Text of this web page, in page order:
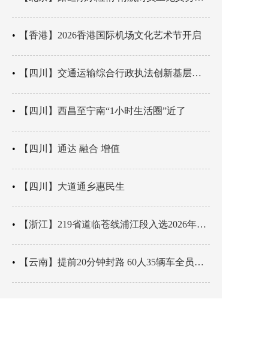
【香港】2026香港国际机场文化艺术节开启
【四川】交通运输综合行政执法创新基层辖区治理“4+3” 新模式
【四川】西昌至宁南“1小时生活圈”近了
【四川】通达 融合 增值
【四川】大道通乡惠民生
【浙江】219省道临苍线浦江段入选2026年度美丽公路项目展示交流活动名单
【云南】提前20分钟封路 60人35辆车全员平安